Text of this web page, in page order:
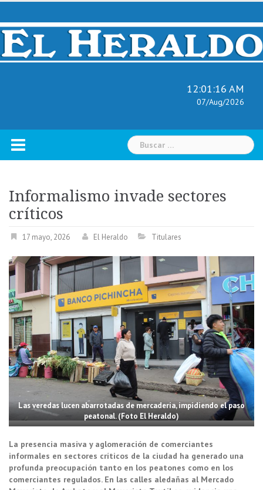
Skip
content
12:01:17 AM
07/Aug/2026
Buscar:
Informalismo invade sectores
críticos
17 mayo, 2026 El Heraldo Titulares
Las veredas lucen abarrotadas de mercadería, impidiendo el paso
peatonal. (Foto El Heraldo)
La presencia masiva y aglomeración de comerciantes
informales en sectores críticos de la ciudad ha generado una
profunda preocupación tanto en los peatones como en los
comerciantes regulados. En las calles aledañas al Mercado